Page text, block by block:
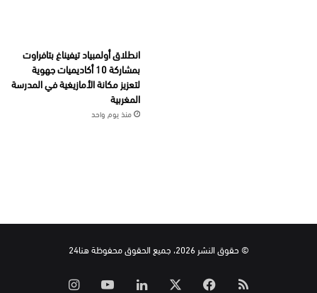
انطلاق أولمبياد تيفيناغ بتافراوت
بمشاركة 10 أكاديميات جهوية
لتعزيز مكانة الأمازيغية في المدرسة
المغربية
منذ يوم واحد
© حقوق النشر 2026، جميع الحقوق محفوظة هنا24
ملخص فيسبوك لينكدإن ‫YouTube